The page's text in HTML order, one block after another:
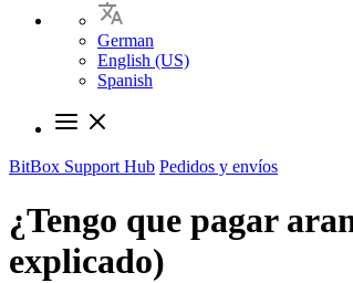
German
English (US)
Spanish
BitBox Support Hub Pedidos y envíos
¿Tengo que pagar
explicado)